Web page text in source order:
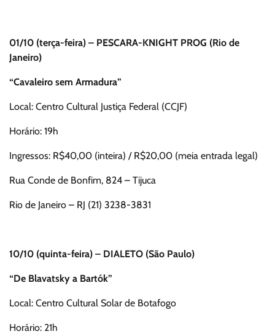
01/10 (terça-feira) – PESCARA-KNIGHT PROG (Rio de
Janeiro)
“Cavaleiro sem Armadura”
Local: Centro Cultural Justiça Federal (CCJF)
Horário: 19h
Ingressos: R$40,00 (inteira) / R$20,00 (meia entrada legal)
Rua Conde de Bonfim, 824 – Tijuca
Rio de Janeiro – RJ (21) 3238-3831
10/10 (quinta-feira) – DIALETO (São Paulo)
“De Blavatsky a Bartók”
Local: Centro Cultural Solar de Botafogo
Horário: 21h